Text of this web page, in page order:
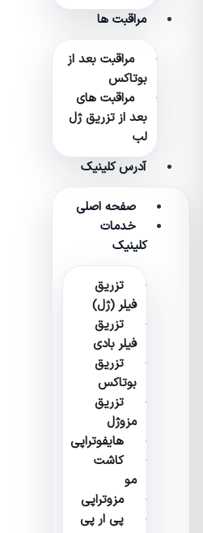
مراقبت ها
مراقبت بعد از
بوتاکس
مراقبت های
بعد از تزریق ژل
آدرس کلینیک
صفحه اصلی
خدمات
کلینیک
تزریق
فیلر (ژل)
تزریق
فیلر بادی
تزریق
بوتاکس
تزریق
مزوژل
هایفوتراپی
کاشت
مزوتراپی
پی ار پی